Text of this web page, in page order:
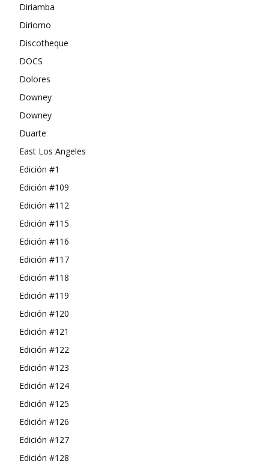
Diriamba
Diriomo
Discotheque
DOCS
Dolores
Downey
Downey
Duarte
East Los Angeles
Edición #1
Edición #109
Edición #112
Edición #115
Edición #116
Edición #117
Edición #118
Edición #119
Edición #120
Edición #121
Edición #122
Edición #123
Edición #124
Edición #125
Edición #126
Edición #127
Edición #128